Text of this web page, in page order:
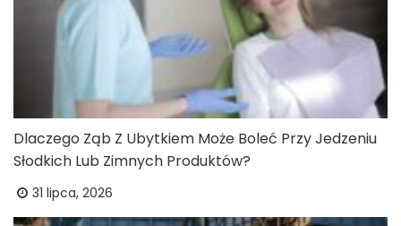
Dlaczego Ząb Z Ubytkiem Może Boleć Przy Jedzeniu
Słodkich Lub Zimnych Produktów?
31 lipca, 2026